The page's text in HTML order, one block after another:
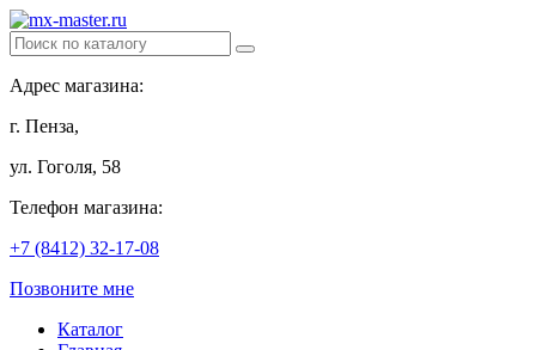
Адрес магазина:
г. Пенза,
ул. Гоголя, 58
Телефон магазина:
+7 (8412) 32-17-08
Позвоните мне
Каталог